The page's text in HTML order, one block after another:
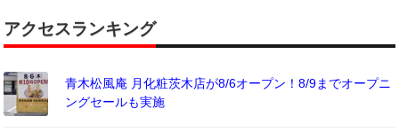
アクセスランキング
青木松風庵 月化粧茨木店が8/6オープン！8/9までオープニ
ングセールも実施